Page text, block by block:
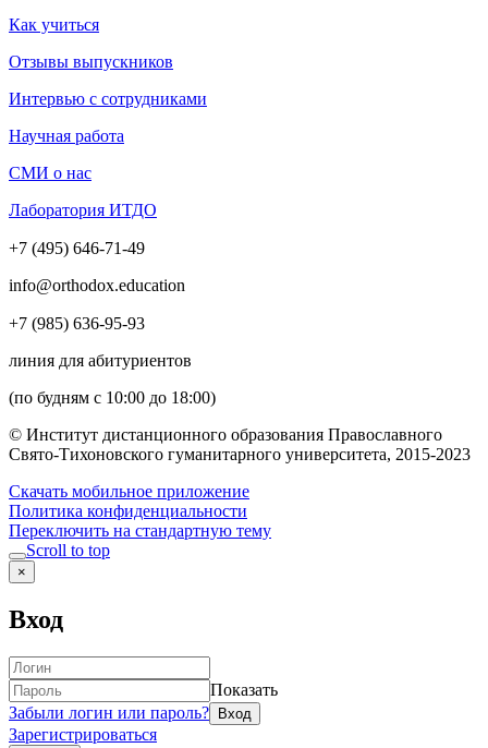
Как учиться
Отзывы выпускников
Интервью с сотрудниками
Научная работа
СМИ о нас
Лаборатория ИТДО
+7 (495) 646-71-49
info@orthodox.education
+7 (985) 636-95-93
линия для абитуриентов
(по будням с 10:00 до 18:00)
© Институт дистанционного образования Православного
Свято-Тихоновского гуманитарного университета, 2015-2023
Скачать мобильное приложение
Политика конфиденциальности
Переключить на стандартную тему
Scroll to top
×
Вход
Показать
Забыли логин или пароль?
Зарегистрироваться